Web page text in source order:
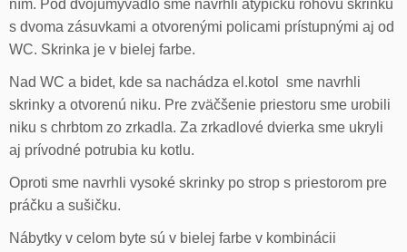
ním. Pod dvojumývadlo sme navrhli atypickú rohovú skrinku
s dvoma zásuvkami a otvorenými policami prístupnými aj od
WC. Skrinka je v bielej farbe.
Nad WC a bidet, kde sa nachádza el.kotol sme navrhli
skrinky a otvorenú niku. Pre zväčšenie priestoru sme urobili
niku s chrbtom zo zrkadla. Za zrkadlové dvierka sme ukryli
aj prívodné potrubia ku kotlu.
Oproti sme navrhli vysoké skrinky po strop s priestorom pre
práčku a sušičku.
Nábytky v celom byte sú v bielej farbe v kombinácii